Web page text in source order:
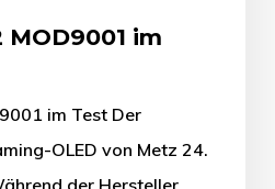
im
im Test Der
OLED von Metz 24.
der Hersteller